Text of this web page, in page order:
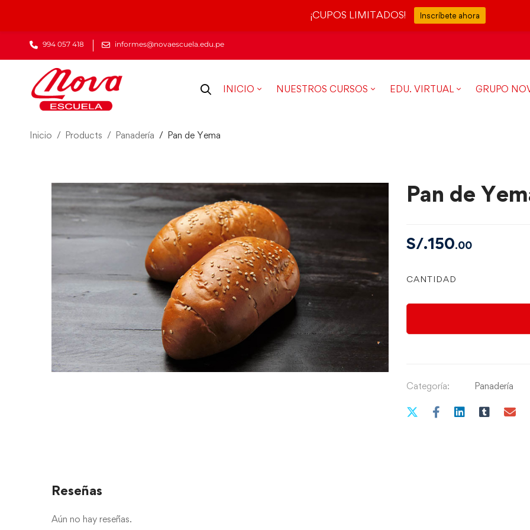
994 057 418 informes@novaescuela.edu.pe
INICIO NUESTROS CURSOS EDU. VIRTUAL GRUPO
Inicio Products Panadería Pan de Yema
Pan de
S/.150.00
CANTIDAD
Categoría: Panadería
Reseñas
Aún no hay reseñas.
¡CUPOS LIMITADOS! Inscríbete ahora